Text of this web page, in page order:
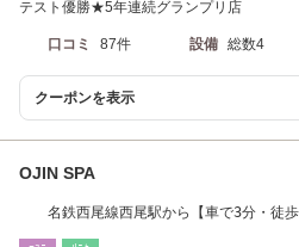
テスト優勝★5年連続グランプリ店
口コミ 87件 設備 総数4
クーポンを表示
OJIN SPA
名鉄西尾線西尾駅から【車で3分・徒歩